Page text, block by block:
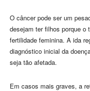
O câncer pode ser um
desejam ter filhos porque o
fertilidade feminina. A ida
diagnóstico inicial da
seja tão afetada.
Em casos mais graves, a